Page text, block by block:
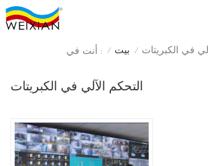
أنت في : / بيت / في الكبريتات
التحكم الآلي في الكبريتات